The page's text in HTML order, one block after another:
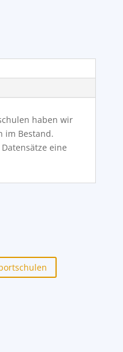
haben wir
im Bestand.
eine